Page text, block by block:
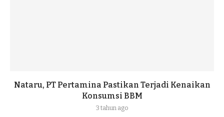
Nataru, PT Pertamina Pastikan Terjadi Kenaikan
Konsumsi BBM
3 tahun ago